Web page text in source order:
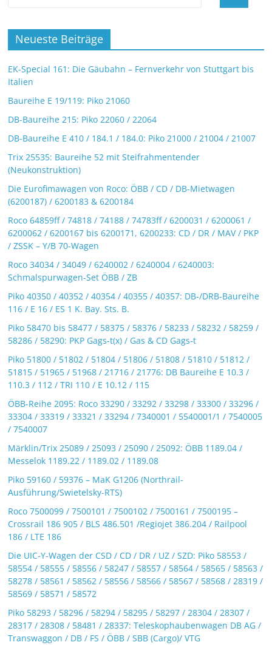
Neueste Beiträge
EK-Special 161: Die Gäubahn – Fernverkehr von Stuttgart bis
Italien
Baureihe E 19/119: Piko 21060
DB-Baureihe 215: Piko 22060 / 22064
DB-Baureihe E 410 / 184.1 / 184.0: Piko 21000 / 21004 / 21007
Trix 25535: Baureihe 52 mit Steifrahmentender
(Neukonstruktion)
Die Eurofimawagen von Roco: ÖBB / CD / DB-Mietwagen
(6200187) / 6200183 & 6200184
Roco 64859ff / 74818 / 74188 / 74783ff / 6200031 / 6200061 /
6200062 / 6200167 bis 6200171, 6200233: CD / DR / MAV / PKP
/ ZSSK – Y/B 70-Wagen
Roco 34034 / 34049 / 6240002 / 6240004 / 6240003:
Schmalspurwagen-Set ÖBB / ZB
Piko 40350 / 40352 / 40354 / 40355 / 40357: DB-/DRB-Baureihe
116 / E 16 / ES 1 K. Bay. Sts. B.
Piko 58470 bis 58477 / 58375 / 58376 / 58233 / 58232 / 58259 /
58286 / 58290: PKP Gags-t(x) / Gas & CD Gags-t
Piko 51800 / 51802 / 51804 / 51806 / 51808 / 51810 / 51812 /
51815 / 51965 / 51968 / 21716 / 21776: DB Baureihe E 10.3 /
110.3 / 112 / TRI 110 / E 10.12 / 115
ÖBB-Reihe 2095: Roco 33290 / 33292 / 33298 / 33300 / 33296 /
33304 / 33319 / 33321 / 33294 / 7340001 / 5540001/1 / 7540005
/ 7540007
Märklin/Trix 25089 / 25093 / 25090 / 25092: ÖBB 1189.04 /
Messelok 1189.22 / 1189.02 / 1189.08
Piko 59160 / 59376 – MaK G1206 (Northrail-
Ausführung/Swietelsky-RTS)
Roco 7500099 / 7500101 / 7500102 / 7500161 / 7500195 –
Crossrail 186 905 / BLS 486.501 /Regiojet 386.204 / Railpool
186 / LTE 186
Die UIC-Y-Wagen der CSD / CD / DR / UZ / SZD: Piko 58553 /
58554 / 58555 / 58556 / 58247 / 58557 / 58564 / 58565 / 58563 /
58278 / 58561 / 58562 / 58556 / 58566 / 58567 / 58568 / 28319 /
58569 / 58571 / 58572
Piko 58293 / 58296 / 58294 / 58295 / 58297 / 28304 / 28307 /
28317 / 28308 / 58481 / 28337: Teleskophaubenwagen DB AG /
Transwaggon / DB / FS / ÖBB / SBB (Cargo)/ VTG